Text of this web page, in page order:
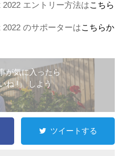
エントリー方法はこちら
のサポーターはこちらか
が気に入ったら
ね !」 しよう
ツイートする